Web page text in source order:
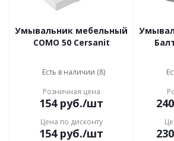
Умывальник мебельный
COMO 50 Cersanit
Есть в наличии (8)
Розничная цена
154руб./шт
Цена по дисконту
154руб./шт